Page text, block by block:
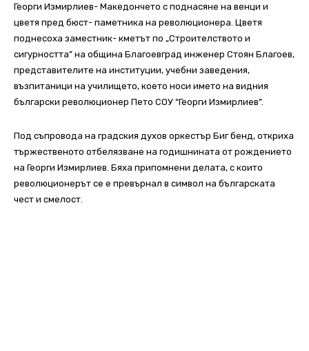
Георги Измирлиев- Македончето с поднасяне на венци и
цветя пред бюст- паметника на революционера. Цветя
поднесоха заместник- кметът по „Строителството и
сигурността” на община Благоевград инженер Стоян Благоев,
представителите на институции, учебни заведения,
възпитаници на училището, което носи името на видния
български революционер Пето СОУ “Георги Измирлиев”.
Под съпровода на градския духов оркестър Биг бенд, откриха
тържественото отбелязване на годишнината от рождението
на Георги Измирлиев. Бяха припомнени делата, с които
революционерът се е превърнал в символ на българската
чест и смелост.